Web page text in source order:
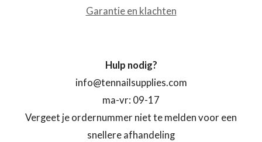
Garantie en klachten
Hulp nodig?
info@tennailsupplies.com
ma-vr: 09-17
Vergeet je ordernummer niet te melden voor een
snellere afhandeling